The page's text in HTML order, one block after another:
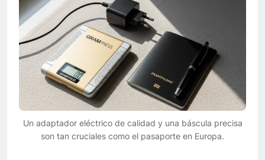
Un adaptador eléctrico de calidad y una báscula precisa
son tan cruciales como el pasaporte en Europa.